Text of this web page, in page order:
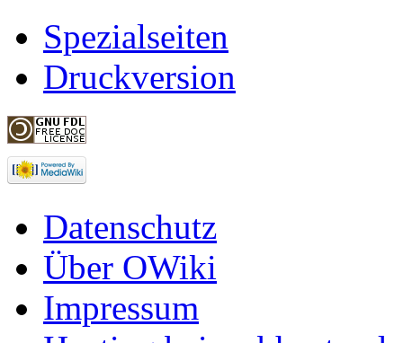
Spezialseiten
Druckversion
Datenschutz
Über OWiki
Impressum